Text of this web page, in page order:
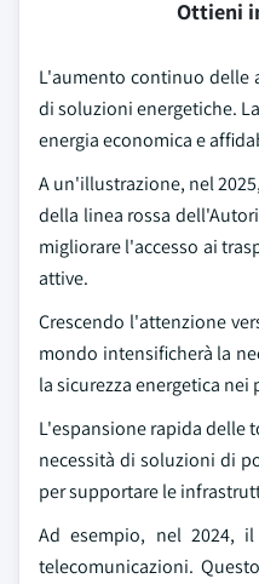
Ottieni
L'aumento continuo delle
di soluzioni energetiche.
energia economica e
A un'illustrazione, nel
della linea rossa
migliorare l'accesso ai
attive.
Crescendo l'attenzione
mondo intensificherà la
la sicurezza energetica
L'espansione rapida delle
necessità di soluzioni di
per supportare le
Ad esempio, nel 2024,
telecomunicazioni.